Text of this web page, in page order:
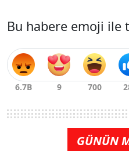
Bu habere emoji ile
GÜNÜN